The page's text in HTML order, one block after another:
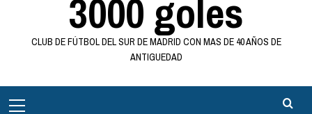
3000 goles
CLUB DE FÚTBOL DEL SUR DE MADRID CON MAS DE 40 AÑOS DE
ANTIGUEDAD